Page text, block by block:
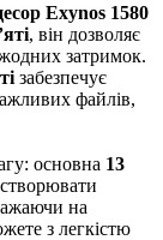
Exynos 1580
, він дозволяє
затримок.
забезпечує
файлів,
основна 13
на
з легкістю